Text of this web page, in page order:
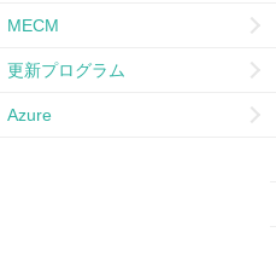
MECM
更新プログラム
Azure